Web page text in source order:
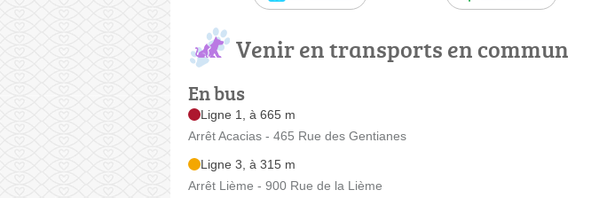
Venir en transports en commun
En bus
Ligne 1, à 665 m
Arrêt Acacias - 465 Rue des Gentianes
Ligne 3, à 315 m
Arrêt Lième - 900 Rue de la Lième